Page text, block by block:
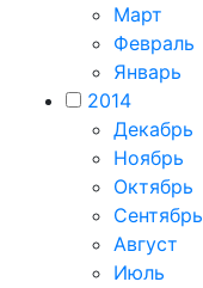
Март
Февраль
Январь
2014
Декабрь
Ноябрь
Октябрь
Сентябрь
Август
Июль